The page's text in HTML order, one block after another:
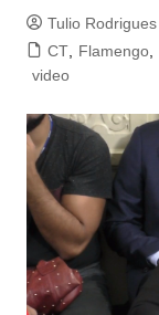
Tulio Rodrigues
CT, Flamengo,
video